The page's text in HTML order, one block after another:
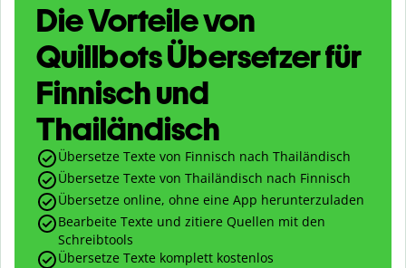
Die Vorteile von
Quillbots Übersetzer für
Finnisch und
Thailändisch
Übersetze Texte von Finnisch nach Thailändisch
Übersetze Texte von Thailändisch nach Finnisch
Übersetze online, ohne eine App herunterzuladen
Bearbeite Texte und zitiere Quellen mit den
Schreibtools
Übersetze Texte komplett kostenlos